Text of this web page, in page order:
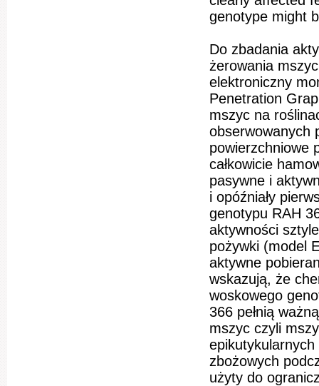
genotype might
Do zbadania
żerowania
elektroniczny
Penetration
mszyc na
obserwowanych
powierzchniowe
całkowicie
pasywne i
i opóźniały
genotypu RAH
aktywności
pożywki (model
aktywne
wskazują, że
woskowego
366 pełnią
mszyc czyli
epikutykularnych
zbożowych
użyty do